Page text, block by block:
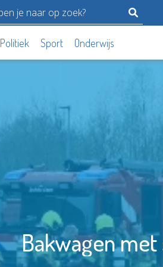
Politiek Sport Onderwijs
Bakwagen